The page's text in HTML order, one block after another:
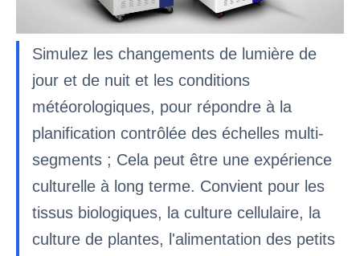
Simulez les changements de lumière de
jour et de nuit et les conditions
météorologiques, pour répondre à la
planification contrôlée des échelles multi-
segments ; Cela peut être une expérience
culturelle à long terme. Convient pour les
tissus biologiques, la culture cellulaire, la
culture de plantes, l'alimentation des petits